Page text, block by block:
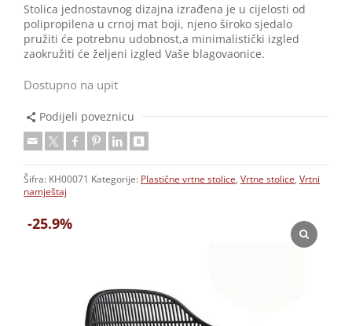
-25.9%
Stolica jednostavnog dizajna izrađena je u cijelosti od
polipropilena u crnoj mat boji, njeno široko sjedalo
pružiti će potrebnu udobnost,a minimalistički izgled
zaokružiti će željeni izgled Vaše blagovaonice.
Dostupno na upit
Podijeli poveznicu
Šifra: KH00071 Kategorije: Plastične vrtne stolice Vrtne stolice Vrtni
namještaj